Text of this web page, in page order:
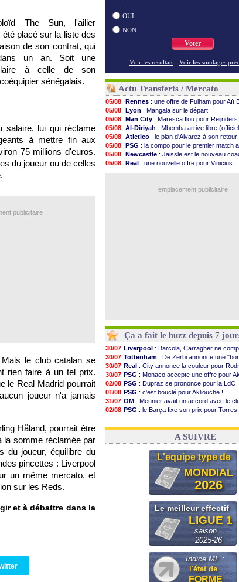
The Sun, l'ailier
été placé sur la liste des
de son contrat, qui
un an. Soit une
à celle de son
sénégalais.
salaire, lui qui réclame
à mettre fin aux
75 millions d'euros.
du joueur ou de celles
publicitaire
le club catalan se
rien faire à un tel prix.
le Real Madrid pourrait
joueur n'a jamais
Håland, pourrait être
la somme réclamée par
du joueur, équilibre du
pincettes : Liverpool
un même mercato, et
sur les Reds.
et à débattre dans la
OUI
NON
Voter
Voir les resultats - Voir les sondages
Actu Transferts / Mercato
05/08 Rennes : une offre de Fulham pour Aït
05/08 Lyon : Mangala sur le départ
05/08 Man City : Maresca flou pour Reijnders
05/08 Al-Diriyah : Mbemba arrive libre
05/08 Atletico : le plan d'Alvarez à son retour
05/08 PSG : la compo pour le premier match
05/08 Newcastle : Jaissle est le nouveau
05/08 Real : une nouvelle offre pour Vinicius
: Diomandé arrive pour 140 M€ !
emplacement publicitaire
Ça a fait le buzz depuis 7
30/07 Liverpool : Barcola, Carragher ne
30/07 Tottenham : De Zerbi annonce une
30/07 Real : City annonce la couleur pour
30/07 PSG : Monaco accepte une offre pour
02/08 PSG : Dupraz se prononce pour la LdC
01/08 PSG : c'est bouclé pour Akliouche !
31/07 OM : Meunier avait un accord avec le
02/08 PSG : le Barça fixe son prix pour Torres
01/08 Barça: Torres souhaite rejoindre le
A SUIVRE
L'equipe type de
MONDIAL
2026
Le meilleur effectif
LIGUE 1
saison
2025-26
Indice MF :
l'état de
FORME